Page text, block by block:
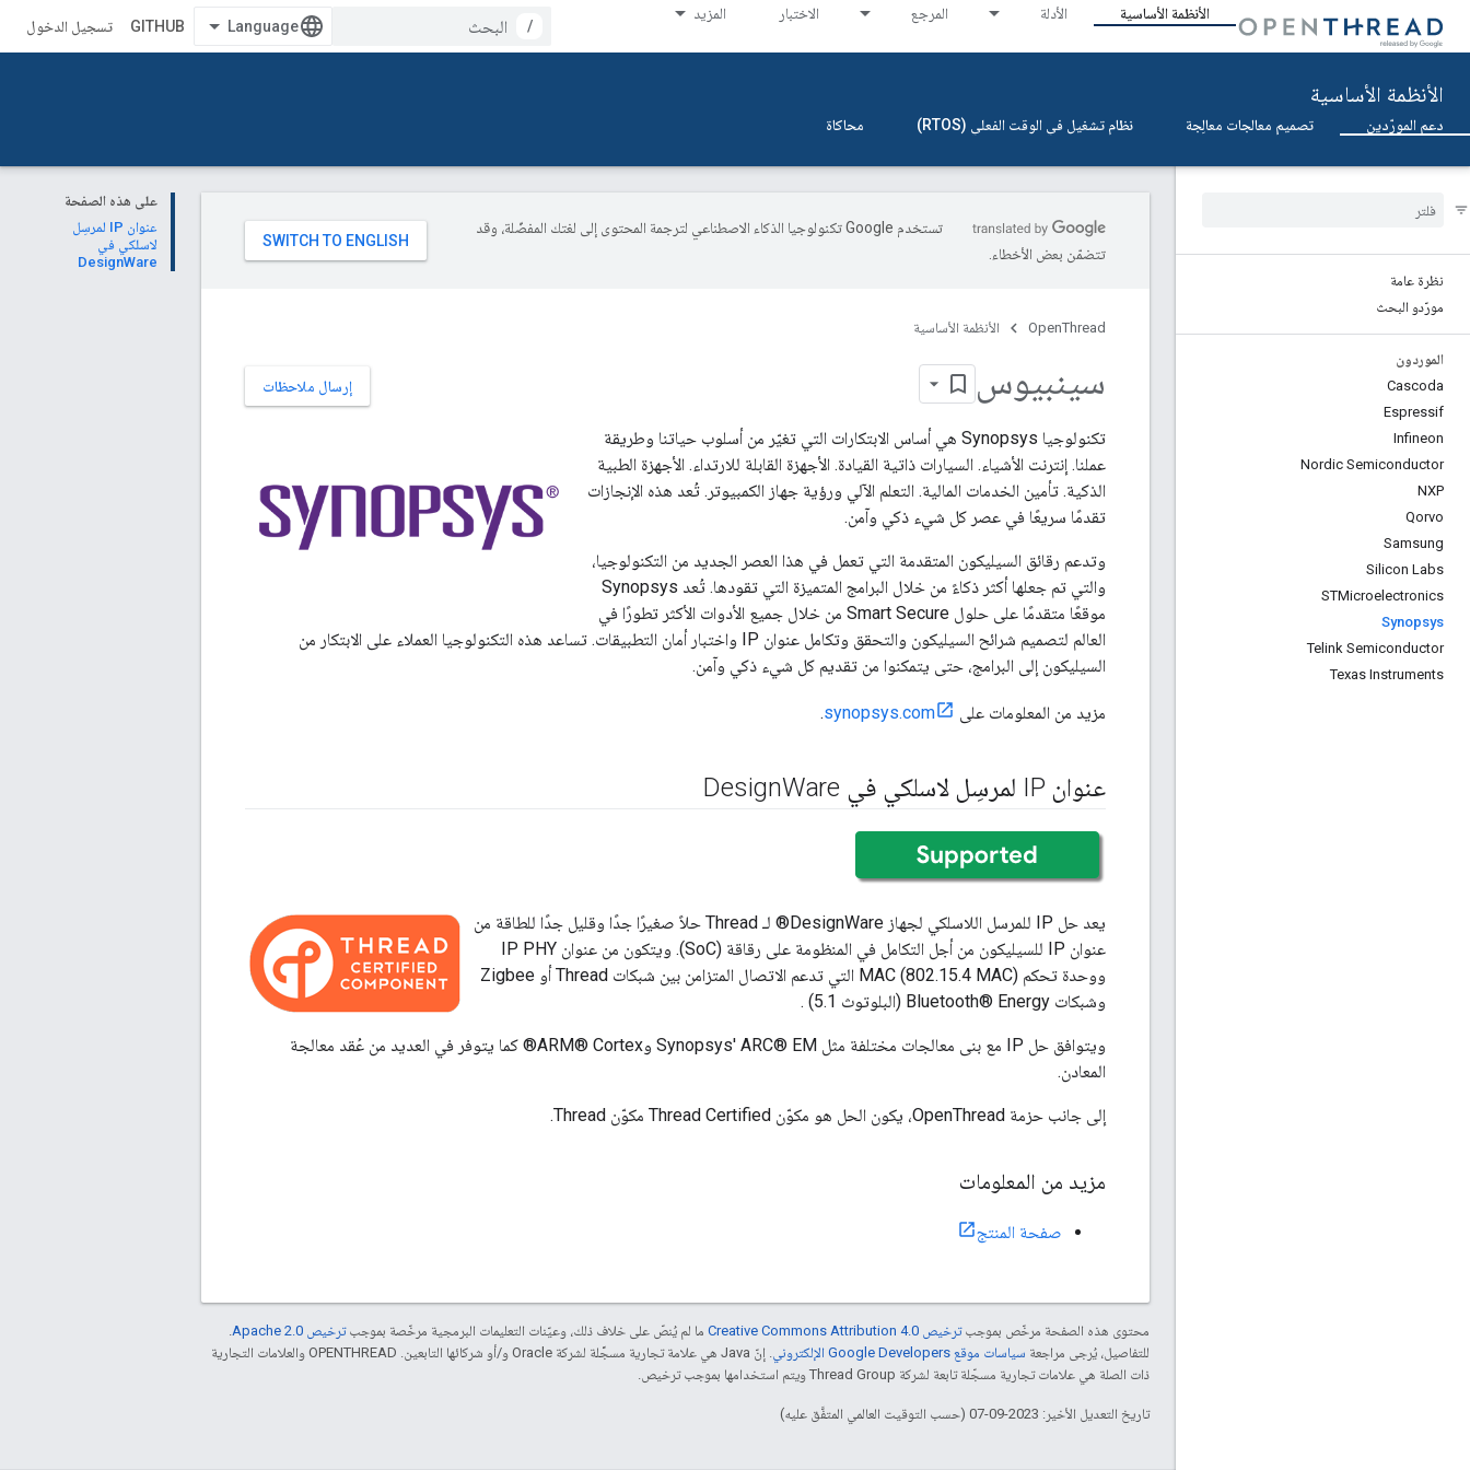
الأنظمة الأساسية الأدلة المرجع الاختبار المزيد
/
GITHUB تسجيل الدخول
الأنظمة الأساسية
دعم المورّدين تصميم معالجات معالِجة نظام تشغيل في الوقت الفعلي (RTOS) محاكاة
نظرة عامة
مورّدو البحث
الموردون
Cascoda
Espressif
Infineon
Nordic Semiconductor
NXP
Qorvo
Samsung
Silicon Labs
STMicroelectronics
Synopsys
Telink Semiconductor
Texas Instruments
على هذه الصفحة
عنوان IP لمرسِل
لاسلكي في
DesignWare
تستخدم Google تكنولوجيا الذكاء الاصطناعي لترجمة المحتوى إلى لغتك المفضّلة، وقد
تتضمّن بعض الأخطاء.
OpenThread الأنظمة الأساسية
إرسال ملاحظات سينبيوس
تكنولوجيا Synopsys هي أساس الابتكارات التي تغيّر من أسلوب حياتنا وطريقة
عملنا. إنترنت الأشياء. السيارات ذاتية القيادة. الأجهزة القابلة للارتداء. الأجهزة الطبية
الذكية. تأمين الخدمات المالية. التعلم الآلي ورؤية جهاز الكمبيوتر. تُعد هذه الإنجازات
تقدمًا سريعًا في عصر كل شيء ذكي وآمن.
وتدعم رقائق السيليكون المتقدمة التي تعمل في هذا العصر الجديد من التكنولوجيا،
والتي تم جعلها أكثر ذكاءً من خلال البرامج المتميزة التي تقودها. تُعد Synopsys
موقعًا متقدمًا على حلول Smart Secure من خلال جميع الأدوات الأكثر تطورًا في
العالم لتصميم شرائح السيليكون والتحقق وتكامل عنوان IP واختبار أمان التطبيقات. تساعد هذه التكنولوجيا العملاء على الابتكار من
السيليكون إلى البرامج، حتى يتمكنوا من تقديم كل شيء ذكي وآمن.
مزيد من المعلومات على synopsys.com
.
عنوان IP لمرسِل لاسلكي في Design Ware
يعد حل IP للمرسل اللاسلكي لجهاز DesignWare® لـ Thread حلاً صغيرًا جدًا وقليل جدًا للطاقة من
عنوان IP للسيليكون من أجل التكامل في المنظومة على رقاقة (SoC). ويتكون من عنوان IP PHY
ووحدة تحكم MAC (802.15.4 MAC) التي تدعم الاتصال المتزامن بين شبكات Thread أو Zigbee
وشبكات Bluetooth® Energy (البلوتوث 5.1) .
ويتوافق حل IP مع بنى معالجات مختلفة مثل Synopsys' ARC® EM وARM® Cortex® كما يتوفر في العديد من عُقد معالجة
المعادن.
إلى جانب حزمة OpenThread، يكون الحل هو مكوّن Thread Certified مكوّن Thread.
مزيد من المعلومات
صفحة المنتج
محتوى هذه الصفحة مرخّص بموجبترخيص Creative Commons Attribution 4.0‏ ما لم يُنصّ على خلاف ذلك، وعيّنات التعليمات البرمجية مرخّصة بموجبترخيص Apache 2.0‏
.
للتفاصيل، يُرجى مراجعة سياسات موقع Google Developers الإلكتروني
. إنّ Java هي علامة تجارية مسجَّلة لشركة Oracle و/أو شركائها التابعين. ‫OPENTHREAD والعلامات التجارية
ذات الصلة هي علامات تجارية مسجّلة تابعة لشركة Thread Group ويتم استخدامها بموجب ترخيص.
تاريخ التعديل الأخير: 2023-09-07 (حسب التوقيت العالمي المتفَّق عليه)